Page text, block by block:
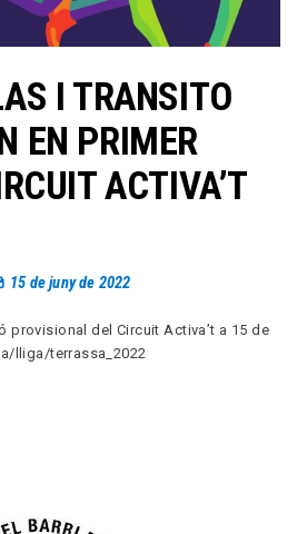
I TRANSITO
EN PRIMER
ACTIVA’T
15 de juny de 2022
provisional del Circuit Activa’t a 15 de
lliga/terrassa_2022